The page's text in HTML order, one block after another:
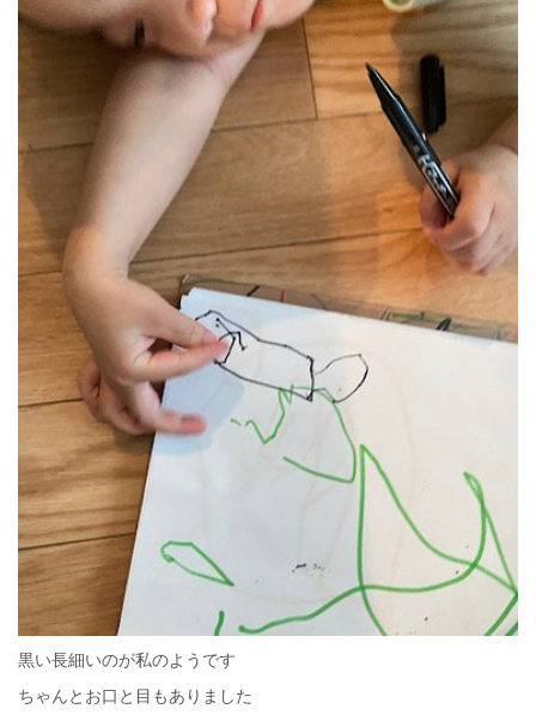
黒い長細いのが私のようです
ちゃんとお口と目もありました